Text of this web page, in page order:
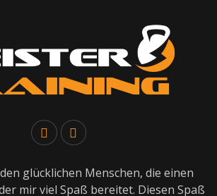
glücklichen Menschen, die einen
mir viel Spaß bereitet. Diesen Spaß